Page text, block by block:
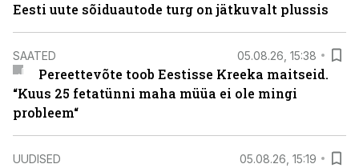
Eesti uute sõiduautode turg on jätkuvalt plussis
SAATED 05.08.26, 15:38
Pereettevõte toob Eestisse Kreeka maitseid.
“Kuus 25 fetatünni maha müüa ei ole mingi
probleem“
UUDISED 05.08.26, 15:19